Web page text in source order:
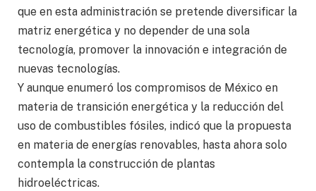
que en esta administración se pretende diversificar la
matriz energética y no depender de una sola
tecnología, promover la innovación e integración de
nuevas tecnologías.
Y aunque enumeró los compromisos de México en
materia de transición energética y la reducción del
uso de combustibles fósiles, indicó que la propuesta
en materia de energías renovables, hasta ahora solo
contempla la construcción de plantas
hidroeléctricas.